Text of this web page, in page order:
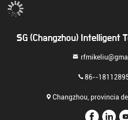
SG (Changzhou) Intelligent
86--
Changzhou, provincia